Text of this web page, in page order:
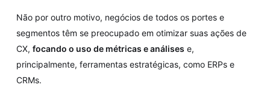
Não por outro motivo, negócios de todos os portes e
segmentos têm se preocupado em otimizar suas ações de
CX, focando o uso de métricas e análises e,
principalmente, ferramentas estratégicas, como ERPs e
CRMs.